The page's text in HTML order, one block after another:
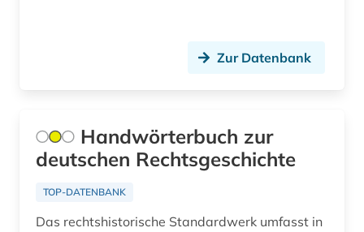
kassenärztliche leistung 2000 plus (1)
einkommen (1)
Zur Datenbank
Handwörterbuch zur
deutschen Rechtsgeschichte
TOP-DATENBANK
Das rechtshistorische Standardwerk umfasst in